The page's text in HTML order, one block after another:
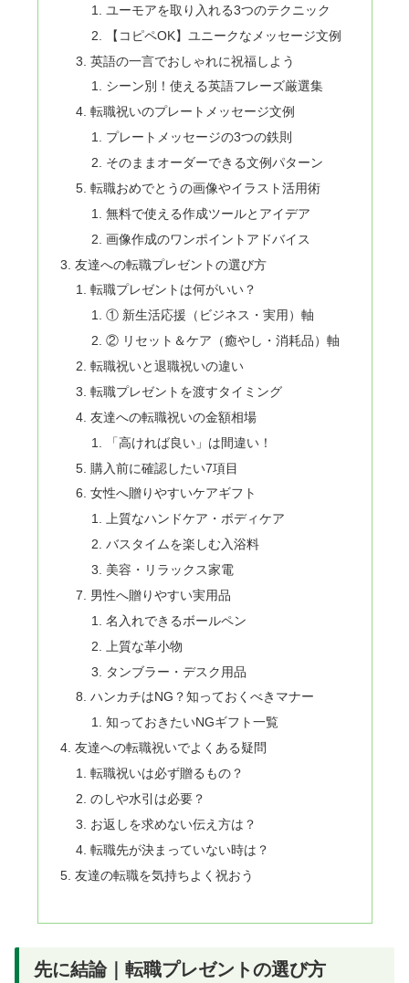
ユーモアを取り入れる3つのテクニック
【コピペOK】ユニークなメッセージ文例
英語の一言でおしゃれに祝福しよう
シーン別！使える英語フレーズ厳選集
転職祝いのプレートメッセージ文例
プレートメッセージの3つの鉄則
そのままオーダーできる文例パターン
転職おめでとうの画像やイラスト活用術
無料で使える作成ツールとアイデア
画像作成のワンポイントアドバイス
友達への転職プレゼントの選び方
転職プレゼントは何がいい？
① 新生活応援（ビジネス・実用）軸
② リセット＆ケア（癒やし・消耗品）軸
転職祝いと退職祝いの違い
転職プレゼントを渡すタイミング
友達への転職祝いの金額相場
「高ければ良い」は間違い！
購入前に確認したい7項目
女性へ贈りやすいケアギフト
上質なハンドケア・ボディケア
バスタイムを楽しむ入浴料
美容・リラックス家電
男性へ贈りやすい実用品
名入れできるボールペン
上質な革小物
タンブラー・デスク用品
ハンカチはNG？知っておくべきマナー
知っておきたいNGギフト一覧
友達への転職祝いでよくある疑問
転職祝いは必ず贈るもの？
のしや水引は必要？
お返しを求めない伝え方は？
転職先が決まっていない時は？
友達の転職を気持ちよく祝おう
先に結論｜転職プレゼントの選び方